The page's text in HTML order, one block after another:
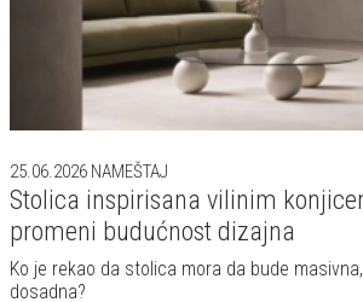
25.06.2026 NAMEŠTAJ
Stolica inspirisana vilinim
promeni budućnost dizajna
Ko je rekao da stolica mora da bude
dosadna?